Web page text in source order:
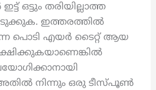
ഒട്ടും തരിയില്ലാത്ത
ഇത്തരത്തിൽ
പൊടി എയർ ടൈറ്റ് ആയ
നിന്നും ഒരു ടീസ്പൂൺ